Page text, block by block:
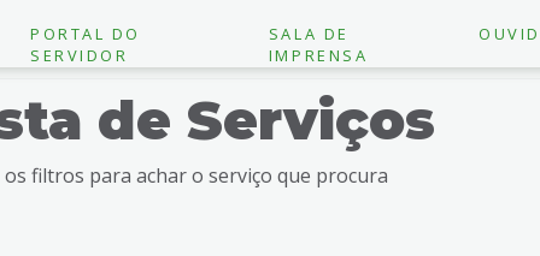
PORTAL DO
SERVIDOR
SALA DE
IMPRENSA
de Serviços
os filtros para achar o serviço que procura